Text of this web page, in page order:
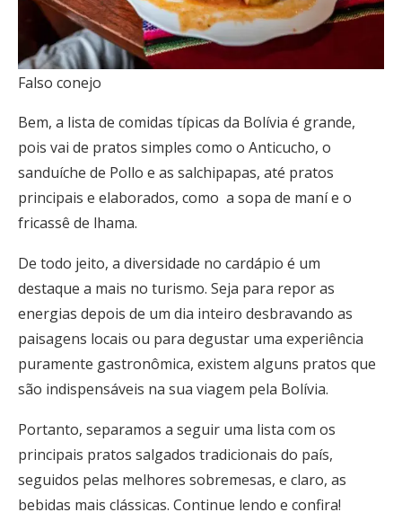
Falso conejo
Bem, a lista de comidas típicas da Bolívia é grande,
pois vai de pratos simples como o Anticucho, o
sanduíche de Pollo e as salchipapas, até pratos
principais e elaborados, como a sopa de maní e o
fricassê de lhama.
De todo jeito, a diversidade no cardápio é um
destaque a mais no turismo. Seja para repor as
energias depois de um dia inteiro desbravando as
paisagens locais ou para degustar uma experiência
puramente gastronômica, existem alguns pratos que
são indispensáveis na sua viagem pela Bolívia.
Portanto, separamos a seguir uma lista com os
principais pratos salgados tradicionais do país,
seguidos pelas melhores sobremesas, e claro, as
bebidas mais clássicas. Continue lendo e confira!